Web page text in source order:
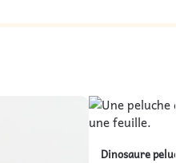
Dinosaure